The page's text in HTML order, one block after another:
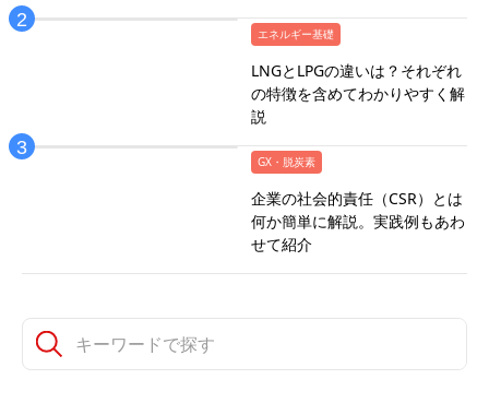
エネルギー基礎
LNGとLPGの違いは？それぞれ
の特徴を含めてわかりやすく解
説
GX・脱炭素
企業の社会的責任（CSR）とは
何か簡単に解説。実践例もあわ
せて紹介